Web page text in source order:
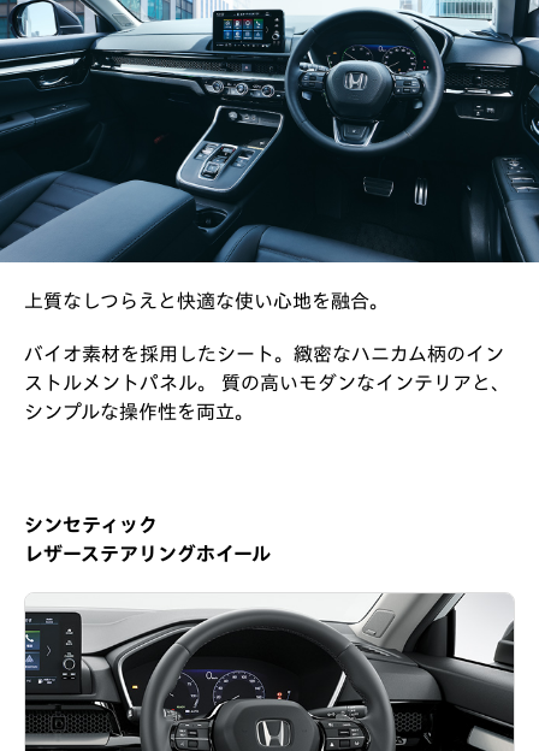
上質なしつらえと快適な使い心地を融合。
バイオ素材を採用したシート。緻密なハニカム柄のイン
ストルメントパネル。 質の高いモダンなインテリアと、
シンプルな操作性を両立。
シンセティック
レザーステアリングホイール